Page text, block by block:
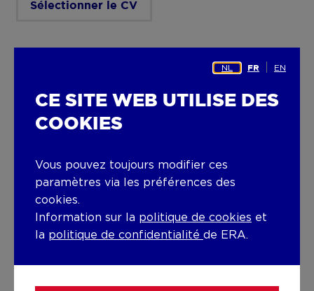
Sélectionner le CV
Sélectionner d'autres documents
Soumettre
Gouvy/Houffalize/Vielsalm
NL FR EN
CE SITE WEB UTILISE DES
COOKIES
Vous pouvez toujours modifier ces
paramètres via les préférences des
cookies.
Information sur la politique de cookies et
la politique de confidentialité de ERA.